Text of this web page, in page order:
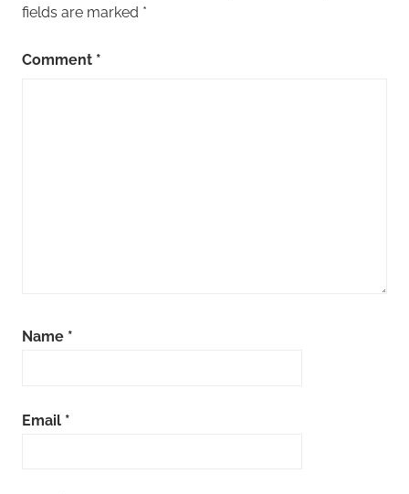
fields are marked *
Comment *
Name *
Email *